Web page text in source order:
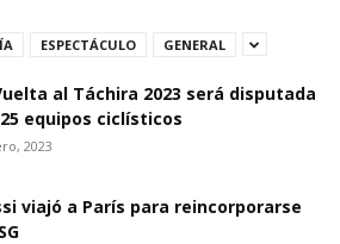
ESPECTÁCULO GENERAL
al Táchira 2023 será disputada
equipos ciclísticos
2023
viajó a París para reincorporarse